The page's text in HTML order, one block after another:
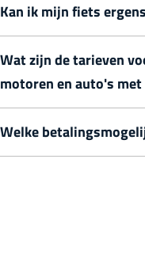
Kan ik mijn fiets
Wat zijn de tarieven
motoren en auto's met
Welke